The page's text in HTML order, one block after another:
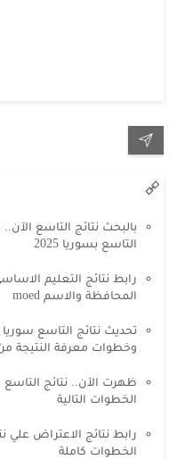
بالبحث نتائج التاسع
التاسع بسوريا 2025
المحافظة والاسم moed
وخطوات معرفة النتيجة من
الخطوات التالية
الخطوات كاملة